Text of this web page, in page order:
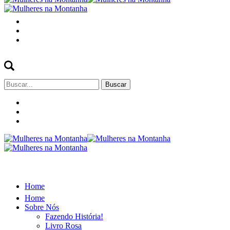
Buscar
por:
Home
Home
Sobre Nós
Fazendo História!
Livro Rosa